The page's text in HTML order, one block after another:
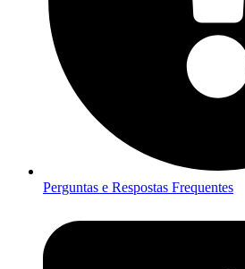
Perguntas e Respostas Frequentes